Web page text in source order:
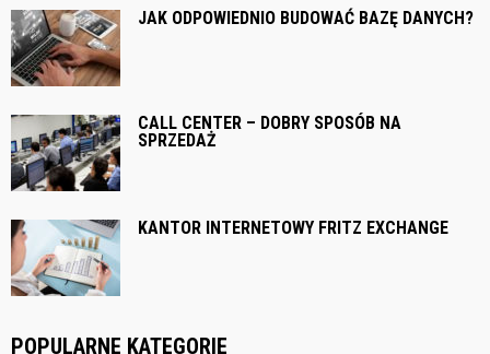
JAK ODPOWIEDNIO BUDOWAĆ BAZĘ DANYCH?
CALL CENTER – DOBRY SPOSÓB NA
SPRZEDAŻ
KANTOR INTERNETOWY FRITZ EXCHANGE
POPULARNE KATEGORIE